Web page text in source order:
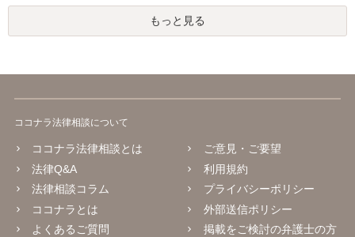
もっと見る
ココナラ法律相談について
ココナラ法律相談とは
法律Q&A
法律相談コラム
ココナラとは
よくあるご質問
ご意見・ご要望
利用規約
プライバシーポリシー
外部送信ポリシー
掲載をご検討の弁護士の方